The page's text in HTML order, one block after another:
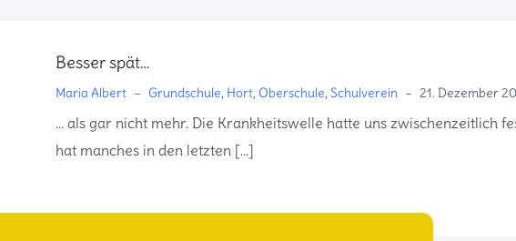
Besser spät…
Maria Albert – Grundschule, Hort, Oberschule, Schulverein – 21. Dezember
… als gar nicht mehr. Die Krankheitswelle hatte uns zwischenzeitlich
hat manches in den letzten […]